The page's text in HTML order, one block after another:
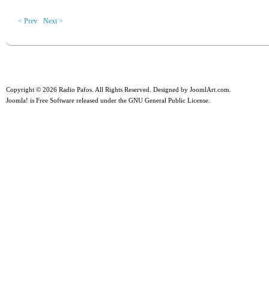
< Prev Next >
Copyright © 2026 Radio Pafos. All Rights Reserved. Designed by JoomlArt.com
Joomla! is Free Software released under the GNU General Public License.